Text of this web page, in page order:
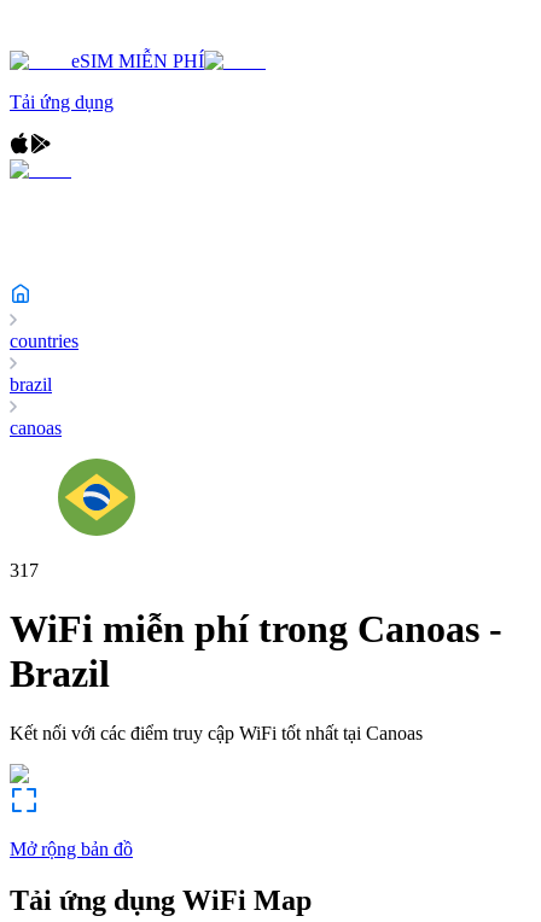
eSIM MIỄN PHÍ
Tải ứng dụng
countries
brazil
canoas
317
WiFi miễn phí trong Canoas -
Brazil
Kết nối với các điểm truy cập WiFi tốt nhất tại Canoas
Mở rộng bản đồ
Tải ứng dụng WiFi Map